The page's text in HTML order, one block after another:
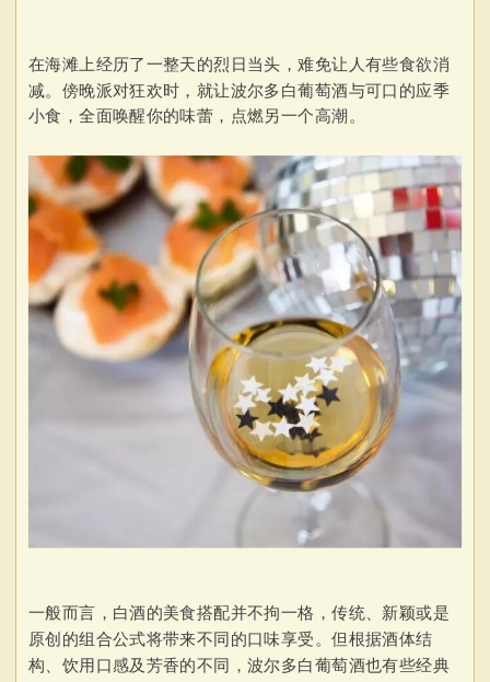
在海滩上经历了一整天的烈日当头，难免让人有些食欲消
减。傍晚派对狂欢时，就让波尔多白葡萄酒与可口的应季
小食，全面唤醒你的味蕾，点燃另一个高潮。
一般而言，白酒的美食搭配并不拘一格，传统、新颖或是
原创的组合公式将带来不同的口味享受。但根据酒体结
构、饮用口感及芳香的不同，波尔多白葡萄酒也有些经典